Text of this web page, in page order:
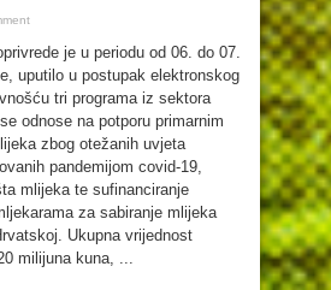
je u periodu od 06. do 07.
uputilo u postupak elektronskog
tri programa iz sektora
odnose na potporu primarnim
zbog otežanih uvjeta
pandemijom covid-19,
mlijeka te sufinanciranje
za sabiranje mlijeka
Ukupna vrijednost
milijuna kuna, ...